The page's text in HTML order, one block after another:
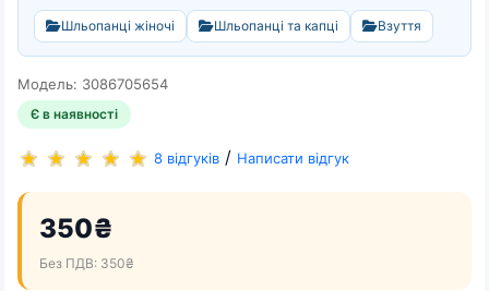
Шльопанці жіночі Шльопанці та капці Взуття
Модель: 3086705654
Є в наявності
8 відгуків / Написати відгук
350₴
Без ПДВ: 350₴